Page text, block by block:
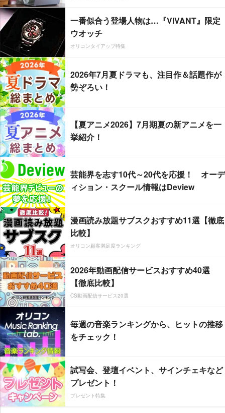
一番似合う登場人物は…『VIVANT』限定
ウオッチ
オリコンタイアップ特集
2026年7月夏ドラマも、注目作＆話題作が
勢ぞろい！
【夏アニメ2026】7月期夏の新アニメを一
挙紹介！
芸能界を志す10代～20代を応援！ オーデ
ィション・スクール情報はDeview
漫画読み放題サブスクおすすめ11選【徹底
比較】
オリコン顧客満足度ランキング
2026年動画配信サービスおすすめ40選
【徹底比較】
CS動画配信サービス20選
毎週の音楽ランキングから、ヒットの推移
をチェック！
試写会、登壇イベント、サインチェキなど
プレゼント！
プレゼント特集